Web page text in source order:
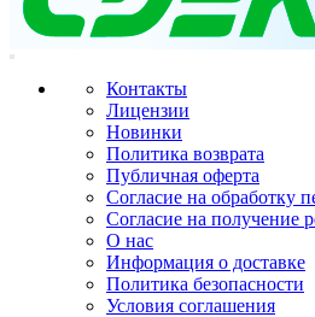
Контакты
Лицензии
Новинки
Политика возврата
Публичная оферта
Согласие на обработку
Согласие на получение
О нас
Информация о доставке
Политика безопасности
Условия соглашения